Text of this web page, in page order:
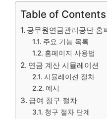
Table of Contents
공무원연금관리공단 홈
주요 기능 목록
홈페이지 사용법
연금 계산 시뮬레이션
시뮬레이션 절차
예시
급여 청구 절차
청구 절차 단계